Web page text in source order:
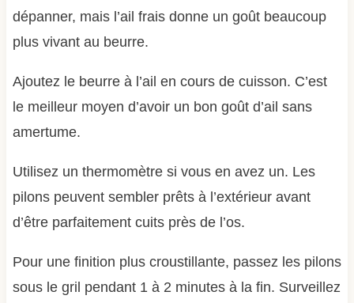
dépanner, mais l’ail frais donne un goût beaucoup
plus vivant au beurre.
Ajoutez le beurre à l’ail en cours de cuisson. C’est
le meilleur moyen d’avoir un bon goût d’ail sans
amertume.
Utilisez un thermomètre si vous en avez un. Les
pilons peuvent sembler prêts à l’extérieur avant
d’être parfaitement cuits près de l’os.
Pour une finition plus croustillante, passez les pilons
sous le gril pendant 1 à 2 minutes à la fin. Surveillez